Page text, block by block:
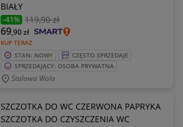
BIAŁY
-41% 119,90 zł
KUP TERAZ
69,90zł
STAN: NOWY
CZĘSTO SPRZEDAJE
SPRZEDAJĄCY: OSOBA PRYWATNA
Stalowa Wola
SZCZOTKA DO WC CZERWONA PAPRYKA
SZCZOTKA DO CZYSZCZENIA WC